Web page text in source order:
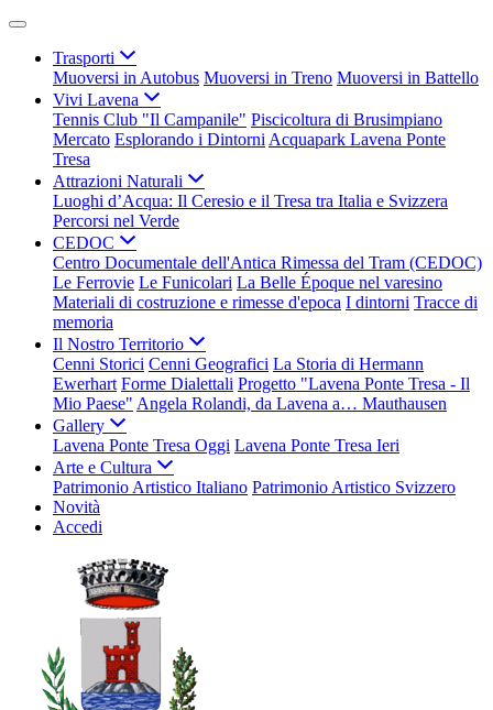
Trasporti
Muoversi in Autobus Muoversi in Treno Muoversi in Battello
Vivi Lavena
Tennis Club "Il Campanile" Piscicoltura di Brusimpiano
Mercato Esplorando i Dintorni Acquapark Lavena Ponte
Tresa
Attrazioni Naturali
Luoghi d’Acqua: Il Ceresio e il Tresa tra Italia e Svizzera
Percorsi nel Verde
CEDOC
Centro Documentale dell'Antica Rimessa del Tram (CEDOC)
Le Ferrovie Le Funicolari La Belle Époque nel varesino
Materiali di costruzione e rimesse d'epoca I dintorni Tracce di
memoria
Il Nostro Territorio
Cenni Storici Cenni Geografici La Storia di Hermann
Ewerhart Forme Dialettali Progetto "Lavena Ponte Tresa - Il
Mio Paese" Angela Rolandi, da Lavena a… Mauthausen
Gallery
Lavena Ponte Tresa Oggi Lavena Ponte Tresa Ieri
Arte e Cultura
Patrimonio Artistico Italiano Patrimonio Artistico Svizzero
Novità
Accedi